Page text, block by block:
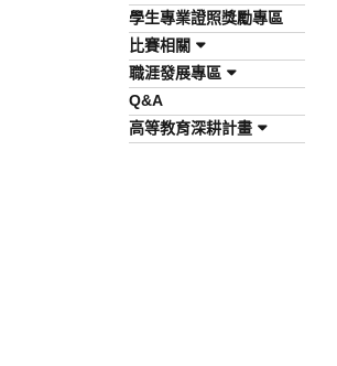
學生專業證照獎勵專區
比賽相關
職涯發展專區
Q&A
高等教育深耕計畫